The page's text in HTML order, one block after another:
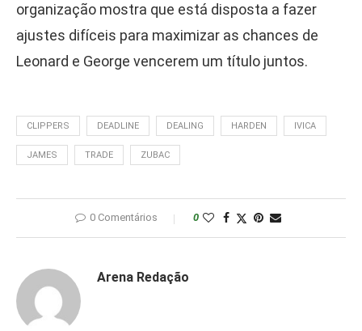
organização mostra que está disposta a fazer
ajustes difíceis para maximizar as chances de
Leonard e George vencerem um título juntos.
CLIPPERS DEADLINE DEALING HARDEN IVICA
JAMES TRADE ZUBAC
0 Comentários 0
Arena Redação